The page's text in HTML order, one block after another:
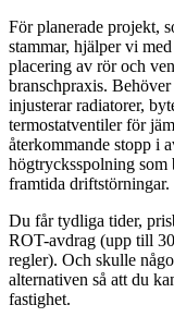
För planerade projekt,
stammar, hjälper vi
placering av rör och
branschpraxis.
injusterar radiatorer,
termostatventiler för
återkommande stopp i
högtrycksspolning som
framtida driftstörningar.
Du får tydliga tider,
ROT-avdrag (upp till
regler). Och skulle
alternativen så att du
fastighet.